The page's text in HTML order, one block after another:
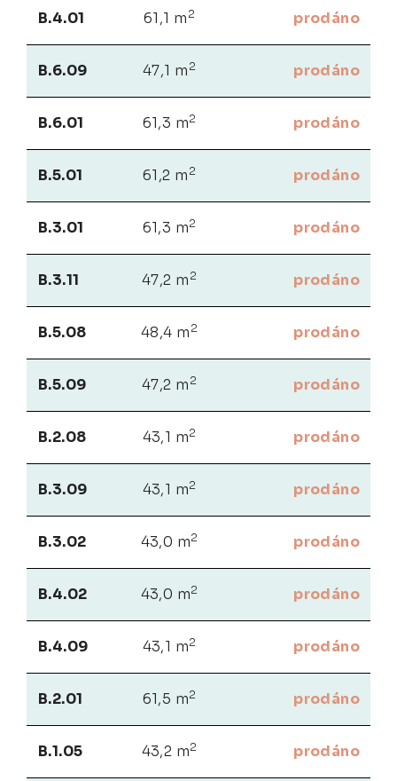
B.4.01 61,1 m 2 prodáno
B.6.09 47,1 m 2 prodáno
B.6.01 61,3 m2 prodáno
B.5.01 61,2 m 2 prodáno
B.3.01 61,3 m2 prodáno
B.3.11 47,2 m 2 prodáno
B.5.08 48,4 m 2 prodáno
B.5.09 47,2 m 2 prodáno
B.2.08 43,1 m2 prodáno
B.3.09 43,1 m2 prodáno
B.3.02 43,0 m2 prodáno
B.4.02 43,0 m2 prodáno
B.4.09 43,1 m2 prodáno
B.2.01 61,5 m2 prodáno
B.1.05 43,2 m2 prodáno